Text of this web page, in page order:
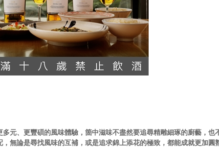
元、更豐碩的風味體驗，箇中滋味不盡然要追尋精雕細琢的廚藝，也
無論是尋找風味的互補，或是追求錦上添花的極致，都能成就更加圓